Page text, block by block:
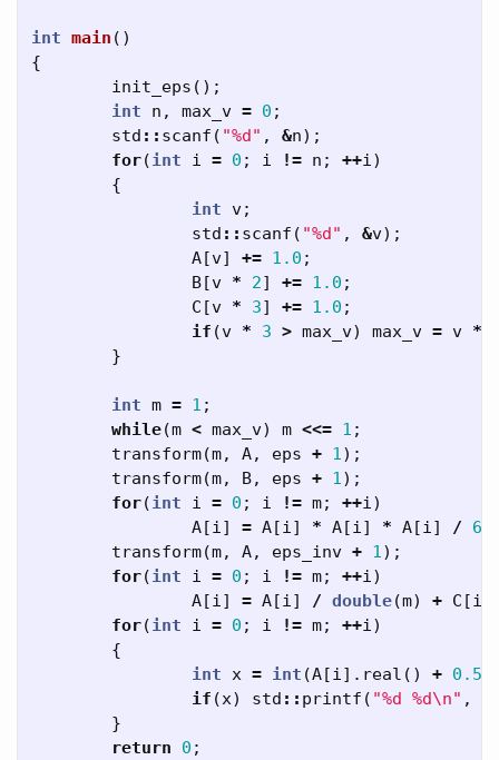
int main ()
{
init_eps ();
int
n , max_v = 0 ;
std :: scanf ( "%d" , &n);
for(int i = 0 ; i != n ; ++i )
{
int v;
std :: scanf ( "%d" , &v);
A[v] += 1.0 ;
B[v * 2] += 1.0 ;
C [v * 3] += 1.0 ;
if (v * 3 > max_v) max_v = v *
}
int m = 1 ;
while(m < max_v) m <<= 1 ;
transform(m, A, eps + 1 );
transform(m, B, eps + 1 );
for(int i = 0 ; i != m; ++i )
A[i ] = A[i ] * A[i ] * A[i ] /
transform(m, A, eps_inv + 1 );
for(int i = 0 ; i != m; ++i )
A[i ] = A[i ] / double(m) + C [i
for(int i = 0 ; i != m; ++i )
{
int
x = int (A[i ]. real () + 0.5
if (x) std :: printf ( "%d %d\n" ,
}
return
0 ;